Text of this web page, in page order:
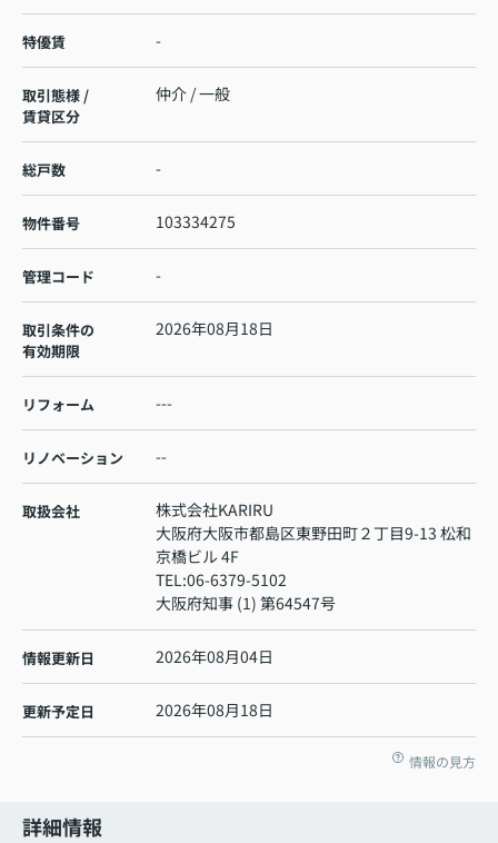
特優賃 -
取引態様 /
賃貸区分
仲介 / 一般
総戸数 -
物件番号 103334275
管理コード -
取引条件の
有効期限
2026年08月18日
リフォーム ---
リノベーション --
取扱会社
株式会社KARIRU
大阪府大阪市都島区東野田町２丁目9-13 松和
京橋ビル 4F
TEL:06-6379-5102
大阪府知事 (1) 第64547号
情報更新日 2026年08月04日
更新予定日 2026年08月18日
情報の見方
詳細情報